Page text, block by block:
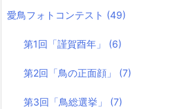
愛鳥フォトコンテスト (49)
第1回「謹賀酉年」 (6)
第2回「鳥の正面顔」 (7)
第3回「鳥総選挙」 (7)